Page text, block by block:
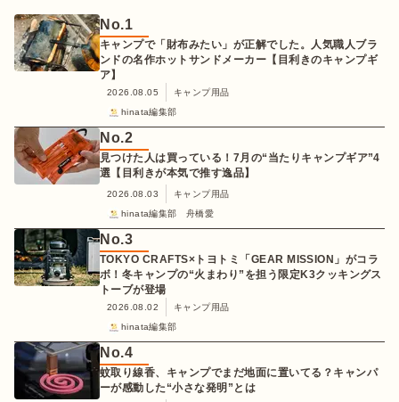
No.1
キャンプで「財布みたい」が正解でした。人気職人ブラ
ンドの名作ホットサンドメーカー【目利きのキャンプギ
ア】
2026.08.05
キャンプ用品
hinata編集部
No.2
見つけた人は買っている！7月の“当たりキャンプギア”4
選【目利きが本気で推す逸品】
2026.08.03
キャンプ用品
hinata編集部 舟橋愛
No.3
TOKYO CRAFTS×トヨトミ「GEAR MISSION」がコラ
ボ！冬キャンプの“火まわり”を担う限定K3クッキングス
トーブが登場
2026.08.02
キャンプ用品
hinata編集部
No.4
蚊取り線香、キャンプでまだ地面に置いてる？キャンパ
ーが感動した“小さな発明”とは